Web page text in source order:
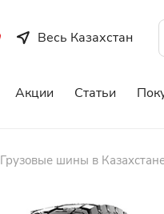
Весь Казахстан
Акции Статьи
Грузовые шины в